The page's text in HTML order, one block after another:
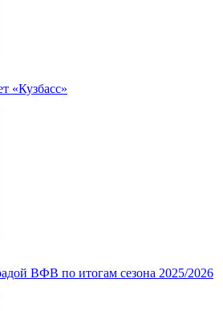
«Кузбасс»
ВФВ по итогам сезона 2025/2026